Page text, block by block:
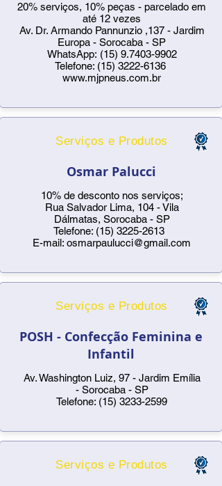
20% serviços, 10% peças - parcelado em
até 12 vezes
Av. Dr. Armando Pannunzio ,137 - Jardim
Europa - Sorocaba - SP
WhatsApp: (15) 9.7403-9902
Telefone: (15) 3222-6136
www.mjpneus.com.br
Serviços e Produtos
Osmar Palucci
10% de desconto nos serviços;
Rua Salvador Lima, 104 - Vila
Dálmatas, Sorocaba - SP
Telefone: (15) 3225-2613
E-mail: osmarpaulucci@gmail.com
Serviços e Produtos
POSH - Confecção Feminina e
Infantil
Av. Washington Luiz, 97 - Jardim Emília
- Sorocaba - SP
Telefone: (15) 3233-2599
Serviços e Produtos